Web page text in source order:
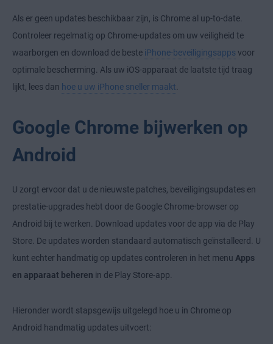
Als er geen updates beschikbaar zijn, is Chrome al up-to-date.
Controleer regelmatig op Chrome-updates om uw veiligheid te
waarborgen en download de beste iPhone-beveiligingsapps voor
optimale bescherming. Als uw iOS-apparaat de laatste tijd traag
lijkt, lees dan hoe u uw iPhone sneller maakt
Google Chrome bijwerken op
Android
U zorgt ervoor dat u de nieuwste patches, beveiligingsupdates en
prestatie-upgrades hebt door de Google Chrome-browser op
Android bij te werken. Download updates voor de app via de Play
Store. De updates worden standaard automatisch geïnstalleerd. U
kunt echter handmatig op updates controleren in het menu Apps
en apparaat beheren in de Play Store-app.
Hieronder wordt stapsgewijs uitgelegd hoe u in Chrome op
Android handmatig updates uitvoert: